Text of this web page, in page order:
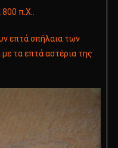
π.Χ..
επτά σπήλαια των
τα επτά αστέρια της